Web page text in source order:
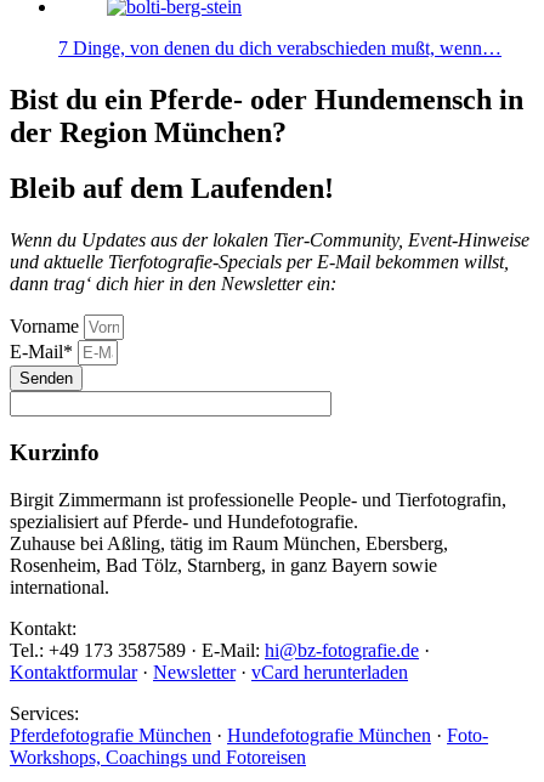
7 Dinge, von denen du dich verabschieden mußt, wenn…
Bist du ein Pferde- oder Hundemensch in
der Region München?
Bleib auf dem Laufenden!
Wenn du Updates aus der lokalen Tier-Community, Event-Hinweise
und aktuelle Tierfotografie-Specials per E-Mail bekommen willst,
dann trag‘ dich hier in den Newsletter ein:
Vorname
E-Mail*
Senden
Kurzinfo
Birgit Zimmermann ist professionelle People- und Tierfotografin,
spezialisiert auf Pferde- und Hundefotografie.
Zuhause bei Aßling, tätig im Raum München, Ebersberg,
Rosenheim, Bad Tölz, Starnberg, in ganz Bayern sowie
international.
Kontakt:
Tel.: +49 173 3587589 · E-Mail: hi@bz-fotografie.de ·
Kontaktformular· Newsletter· vCard herunterladen
Services:
Pferdefotografie München · Hundefotografie München · Foto-
Workshops, Coachings und Fotoreisen